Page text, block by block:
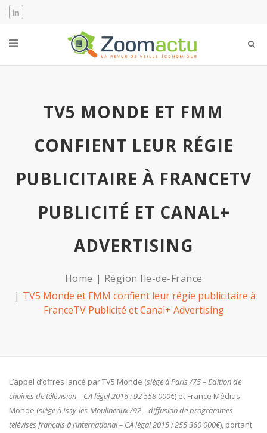
TV5 MONDE ET FMM
CONFIENT LEUR RÉGIE
PUBLICITAIRE À FRANCETV
PUBLICITÉ ET CANAL+
ADVERTISING
Home
Région Ile-de-France
TV5 Monde et FMM confient leur régie publicitaire à
FranceTV Publicité et Canal+ Advertising
L’appel d’offres lancé par TV5 Monde (siège à Paris /75 – Edition de
chaînes de télévision – CA légal 2016 : 92 558 000€) et France Médias
Monde (siège à Issy-les-Moulineaux /92 – diffusion de programmes
télévisés français à l’international – CA légal 2015 : 255 360 000€), portant